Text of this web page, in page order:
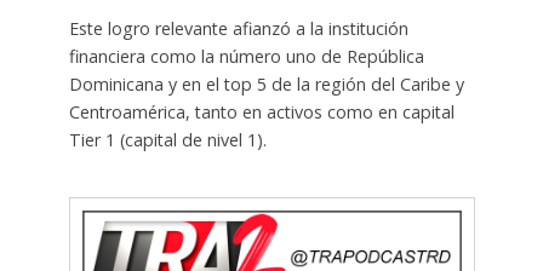
Este logro relevante afianzó a la institución
financiera como la número uno de República
Dominicana y en el top 5 de la región del Caribe y
Centroamérica, tanto en activos como en capital
Tier 1 (capital de nivel 1).